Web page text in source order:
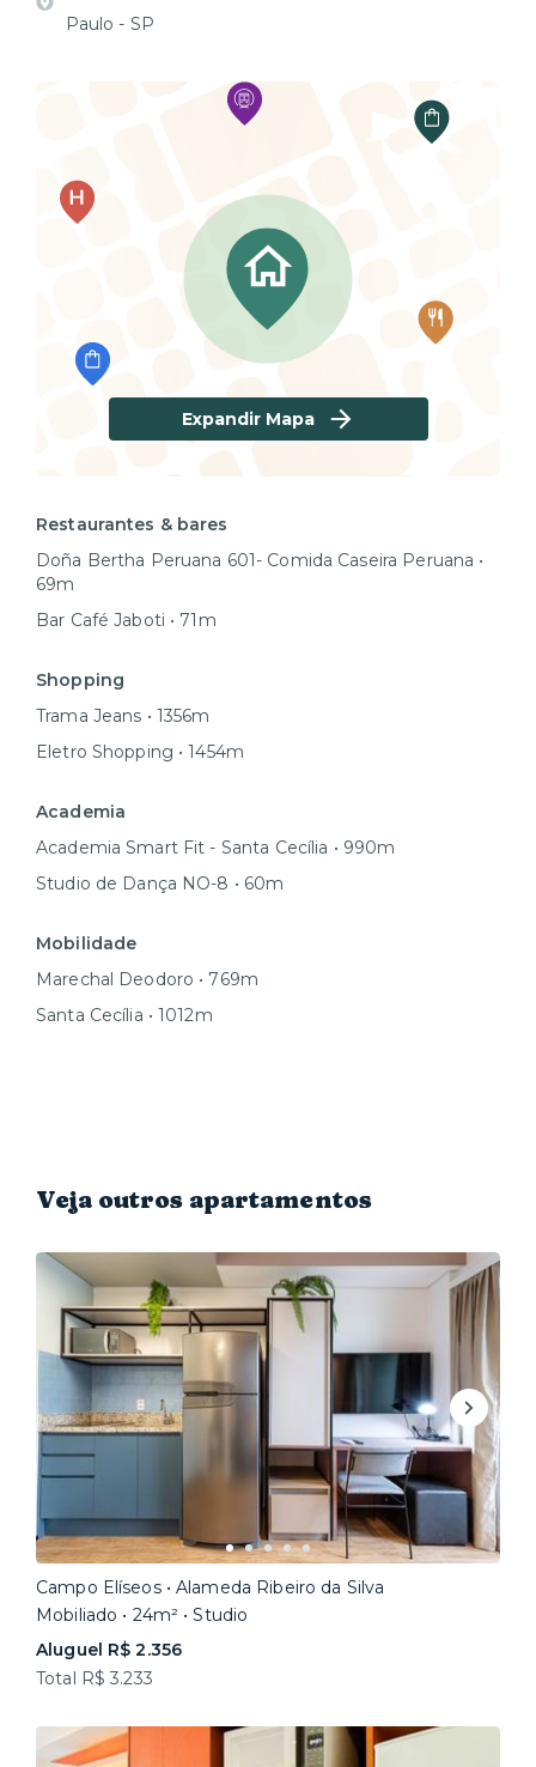
Paulo - SP
Expandir Mapa
Restaurantes & bares
Doña Bertha Peruana 601- Comida Caseira Peruana •
69m
Bar Café Jaboti • 71m
Shopping
Trama Jeans • 1356m
Eletro Shopping • 1454m
Academia
Academia Smart Fit - Santa Cecília • 990m
Studio de Dança NO-8 • 60m
Mobilidade
Marechal Deodoro • 769m
Santa Cecília • 1012m
Veja outros apartamentos
Campo Elíseos • Alameda Ribeiro da Silva
Mobiliado • 24m² • Studio
Aluguel R$ 2.356
Total R$ 3.233